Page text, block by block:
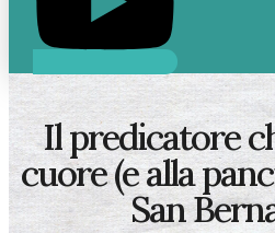
Il predicatore
cuore (e alla
San